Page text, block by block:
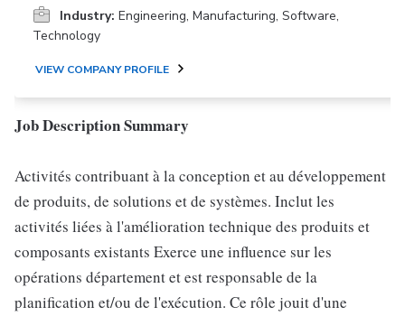
Industry: Engineering, Manufacturing, Software,
Technology
VIEW COMPANY PROFILE
Job Description Summary
Activités contribuant à la conception et au développement
de produits, de solutions et de systèmes. Inclut les
activités liées à l'amélioration technique des produits et
composants existants Exerce une influence sur les
opérations département et est responsable de la
planification et/ou de l'exécution. Ce rôle jouit d'une